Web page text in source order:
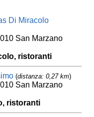
Di Miracolo
San Marzano
ristoranti
(distanza: 0,27 km)
San Marzano
ristoranti